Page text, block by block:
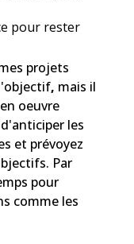
pour rester
projets
, mais il
oeuvre
les
et prévoyez
Par
pour
comme les